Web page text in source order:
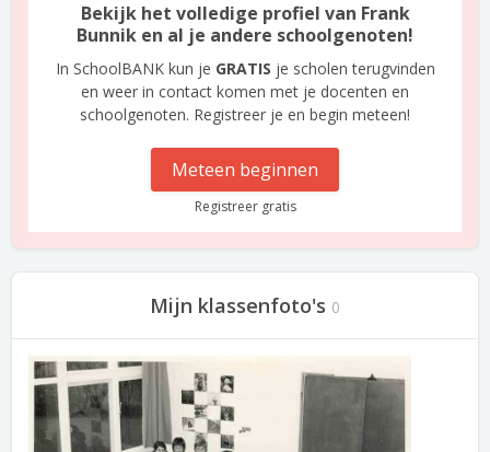
Bekijk het volledige profiel van Frank
Bunnik en al je andere schoolgenoten!
In SchoolBANK kun je GRATIS je scholen terugvinden
en weer in contact komen met je docenten en
schoolgenoten. Registreer je en begin meteen!
Meteen beginnen
Registreer gratis
Mijn klassenfoto's 0